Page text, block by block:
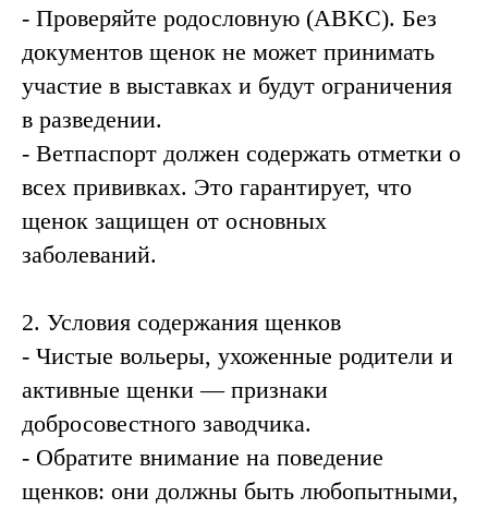
- Проверяйте родословную (ABKC). Без
документов щенок не может принимать
участие в выставках и будут ограничения
в разведении.
- Ветпаспорт должен содержать отметки о
всех прививках. Это гарантирует, что
щенок защищен от основных
заболеваний.
2. Условия содержания щенков
- Чистые вольеры, ухоженные родители и
активные щенки — признаки
добросовестного заводчика.
- Обратите внимание на поведение
щенков: они должны быть любопытными,